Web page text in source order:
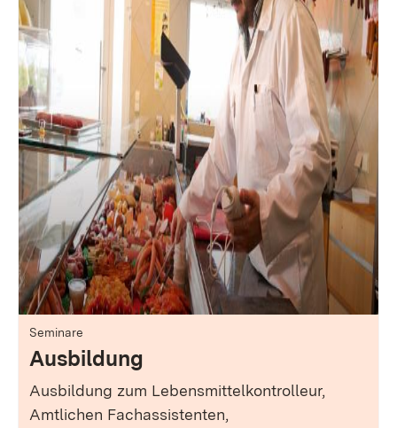
Seminare
Ausbildung
Ausbildung zum Lebensmittelkontrolleur,
Amtlichen Fachassistenten,